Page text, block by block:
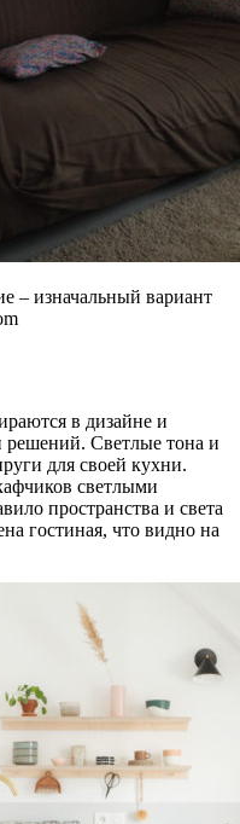
– изначальный вариант
в дизайне и
решений. Светлые тона и
для своей кухни.
светлыми
пространства и света
гостиная, что видно на